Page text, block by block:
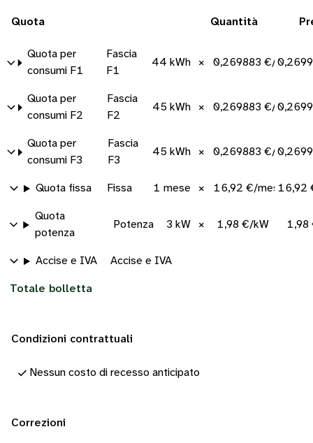
Quota Quantità
Quota per
consumi F1
Fascia
F1
44 kWh × 0,269883 €/kWh
Quota per
consumi F2
Fascia
F2
45 kWh × 0,269883 €/kWh
Quota per
consumi F3
Fascia
F3
45 kWh × 0,269883 €/kWh
Quota fissa Fissa 1 mese × 16,92 €/mese16,92
Quota
potenza
Potenza 3 kW × 1,98 €/kW 1,98
Accise e IVA Accise e IVA
Totale bolletta
Condizioni contrattuali
Nessun costo di recesso anticipato
Correzioni